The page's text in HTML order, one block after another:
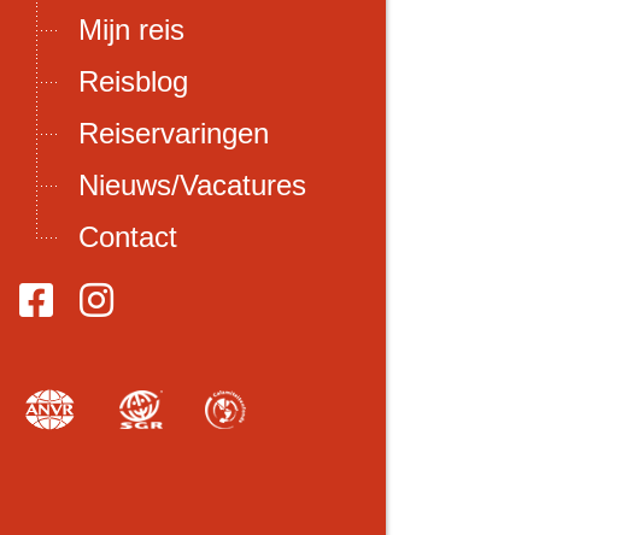
Mijn reis
Reisblog
Reiservaringen
Nieuws/Vacatures
Contact